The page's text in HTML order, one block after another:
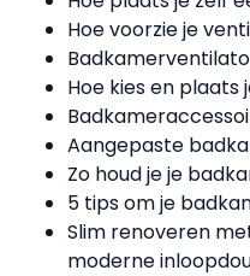
Hoe voorzie je
Hoe kies en
Aangepaste
Zo houd je je
5 tips om je
Slim renoveren
moderne